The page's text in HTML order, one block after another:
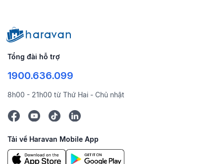
Tổng đài hỗ trợ
1900.636.099
8h00 - 21h00 từ Thứ Hai - Chủ nhật
Tải về Haravan Mobile App